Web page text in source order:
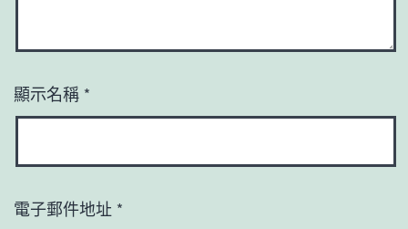
顯示名稱 *
電子郵件地址 *